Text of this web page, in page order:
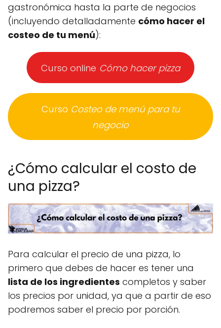
gastronómica hasta la parte de negocios
(incluyendo detalladamente cómo hacer el
costeo de tu menú):
Curso online Cómo hacer pizza
Curso Costeo de menú para tu
negocio
¿Cómo calcular el costo de
una pizza?
Para calcular el precio de una pizza, lo
primero que debes de hacer es tener una
lista de los ingredientes completos y saber
los precios por unidad, ya que a partir de eso
podremos saber el precio por porción.